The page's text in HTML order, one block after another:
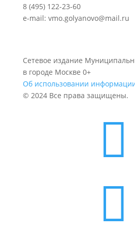
8 (495) 122-23-60
e-mail: vmo.golyanovo@mail.ru
Сетевое издание
в городе Москве 0+
Об использовании
© 2024 Все права защищены.

